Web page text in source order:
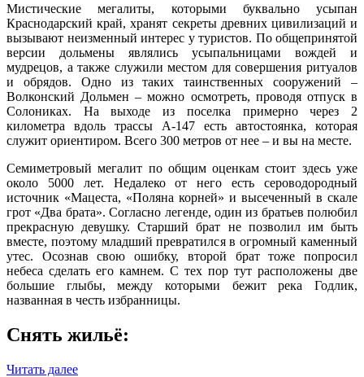
Мистические мегалиты, которыми буквально усыпан
Краснодарский край, хранят секреты древних цивилизаций и
вызывают неизменный интерес у туристов. По общепринятой
версии дольмены являлись усыпальницами вождей и
мудрецов, а также служили местом для совершения ритуалов
и обрядов. Одно из таких таинственных сооружений –
Волконский Дольмен – можно осмотреть, проводя отпуск в
Солониках. На выходе из поселка примерно через 2
километра вдоль трассы А-147 есть автостоянка, которая
служит ориентиром. Всего 300 метров от нее – и вы на месте.
Семиметровый мегалит по общим оценкам стоит здесь уже
около 5000 лет. Недалеко от него есть сероводородный
источник «Мацеста, «Поляна корней» и высеченный в скале
грот «Два брата». Согласно легенде, один из братьев полюбил
прекрасную девушку. Старший брат не позволил им быть
вместе, поэтому младший превратился в огромный каменный
утес. Осознав свою ошибку, второй брат тоже попросил
небеса сделать его камнем. С тех пор тут расположены две
большие глыбы, между которыми бежит река Годлик,
названная в честь избранницы.
Снять жильё:
Читать далее